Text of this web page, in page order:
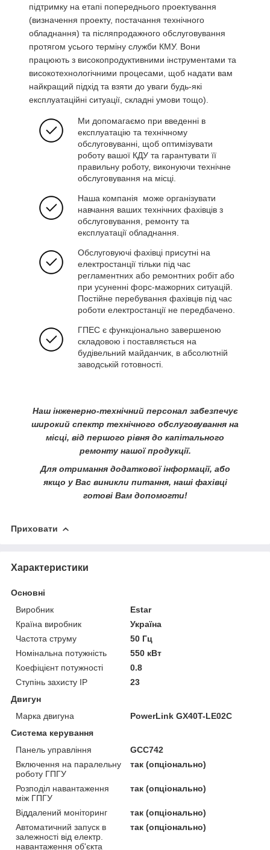
підтримку на етапі попереднього проектування
(визначення проекту, постачання технічного
обладнання) та післяпродажного обслуговування
протягом усього терміну служби КМУ. Вони
працюють з високопродуктивними інструментами та
високотехнологічними процесами, щоб надати вам
найкращий підхід та взяти до уваги будь-які
експлуатаційні ситуації, складні умови тощо).
Ми допомагаємо при введенні в
експлуатацію та технічному
обслуговуванні, щоб оптимізувати
роботу вашої КДУ та гарантувати її
правильну роботу, виконуючи технічне
обслуговування на місці.
Наша компанія може організувати
навчання ваших технічних фахівців з
обслуговування, ремонту та
експлуатації обладнання.
Обслуговуючі фахівці присутні на
електростанції тільки під час
регламентних або ремонтних робіт або
при усуненні форс-мажорних ситуацій.
Постійне перебування фахівців під час
роботи електростанції не передбачено.
ГПЕС є функціонально завершеною
складовою і поставляється на
будівельний майданчик, в абсолютній
заводській готовності.
Наш інженерно-технічний персонал забезпечує
широкий спектр технічного обслуговування на
місці, від першого рівня до капітального
ремонту нашої продукції.
Для отримання додаткової інформації, або
якщо у Вас виникли питання, наші фахівці
готові Вам допомогти!
Приховати
Характеристики
Основні
Виробник
Estar
Країна виробник
Україна
Частота струму
50 Гц
Номінальна потужність
550 кВт
Коефіцієнт потужності
0.8
Ступінь захисту IP
23
Двигун
Марка двигуна
PowerLink GX40T-LE02C
Система керування
Панель управління
GCC742
Включення на паралельну
роботу ГПГУ
так (опціонально)
Розподіл навантаження
між ГПГУ
так (опціонально)
Віддалений моніторинг
так (опціонально)
Автоматичний запуск в
залежності від електр.
навантаження об'єкта
так (опціонально)